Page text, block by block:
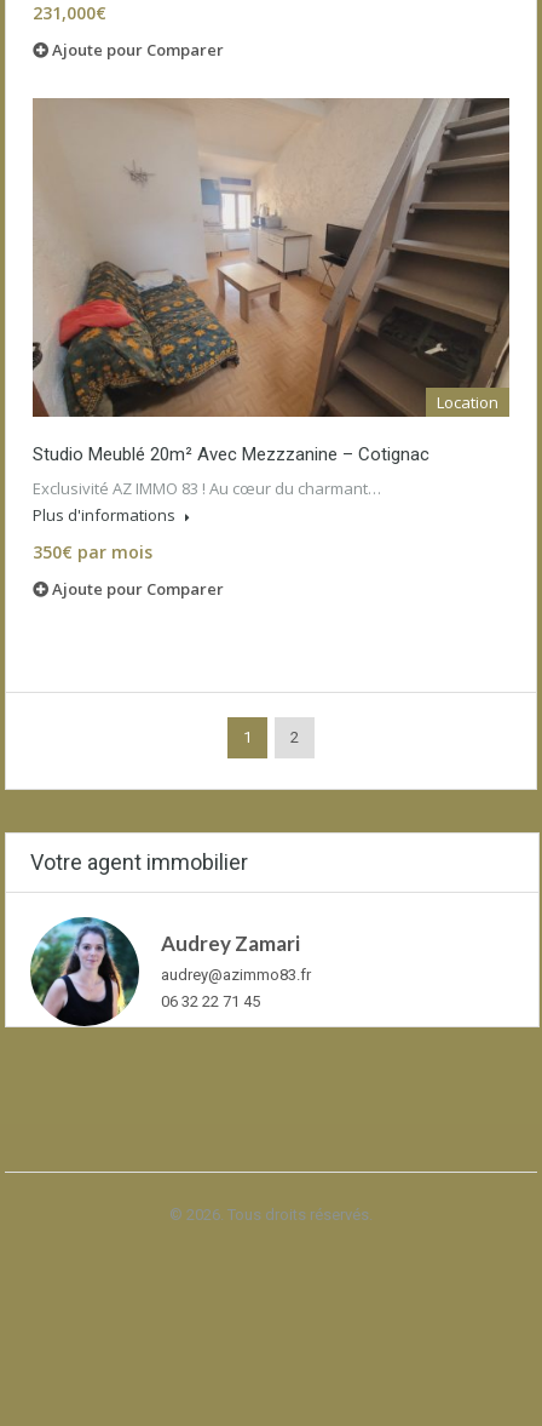
231,000€
Ajoute pour Comparer
Location
Studio Meublé 20m² Avec Mezzzanine – Cotignac
Exclusivité AZ IMMO 83 ! Au cœur du charmant…
Plus d'informations
350€ par mois
Ajoute pour Comparer
1 2
Votre agent immobilier
Audrey Zamari
audrey@azimmo83.fr
06 32 22 71 45
© 2026. Tous droits réservés.